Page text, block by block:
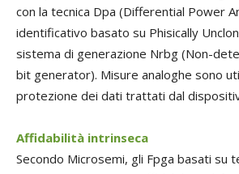
con la tecnica Dpa (Differential Power
identificativo basato su Phisically
sistema di generazione Nrbg (Non-
bit generator). Misure analoghe sono
protezione dei dati trattati dal
Affidabilità intrinseca
Secondo Microsemi, gli Fpga basati su